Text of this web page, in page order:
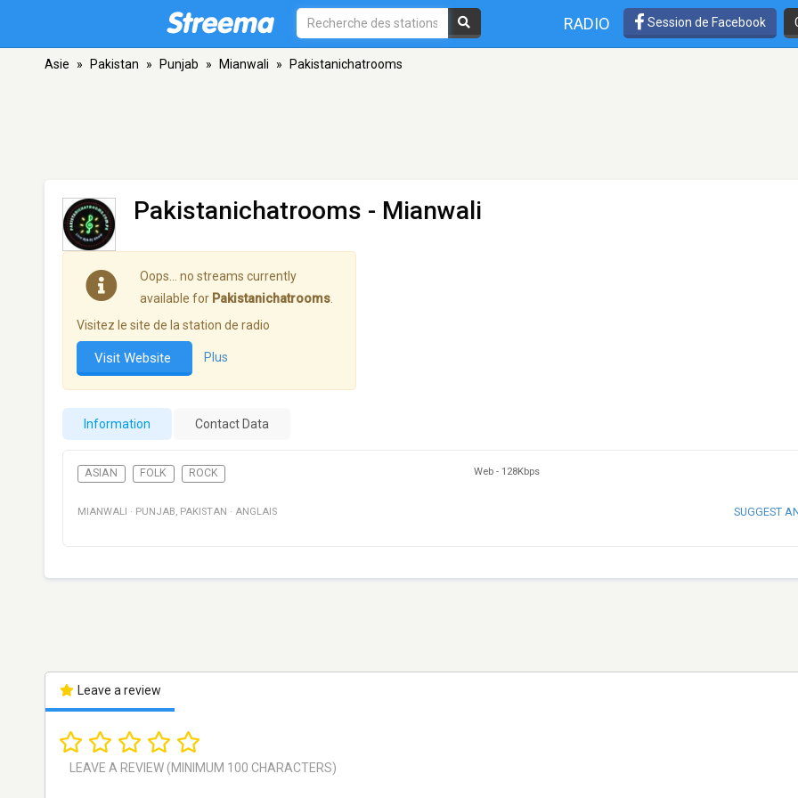
RADIO Session de Facebook
Asie » Pakistan » Punjab » Mianwali » Pakistanichatrooms
Pakistanichatrooms - Mianwali
Oops… no streams currently
available for Pakistanichatrooms
Visitez le site de la station de radio
Visit Website Plus
Information Contact Data
ASIAN FOLK ROCK Web - 128Kbps
MIANWALI · PUNJAB, PAKISTAN · ANGLAIS SUGGEST
Leave a review